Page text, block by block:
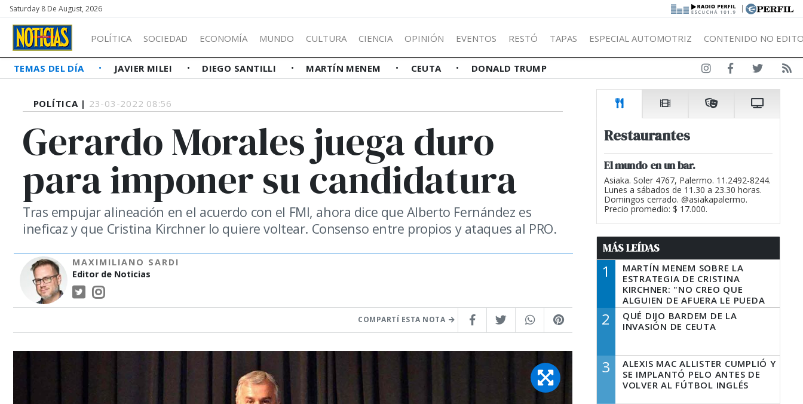
Saturday 8 De August, 2026 |
POLÍTICA SOCIEDAD ECONOMÍA MUNDO CULTURA CIENCIA OPINIÓN EVENTOS RESTÓ TAPAS ESPECIAL AUTOMOTRIZ CONTENIDO NO
TEMAS DEL DÍA JAVIER MILEI DIEGO SANTILLI MARTÍN MENEM CEUTA DONALD TRUMP
POLÍTICA | 23-03-2022 08:56
Gerardo Morales juega duro
para imponer su candidatura
Tras empujar alineación en el acuerdo con el FMI, ahora dice que Alberto Fernández es
ineficaz y que Cristina Kirchner lo quiere voltear. Consenso entre propios y ataques al PRO.
MAXIMILIANO SARDI
Editor de Noticias
COMPARTÍ ESTA NOTA
Restaurantes
El mundo en un bar.
Asiaka. Soler 4767, Palermo. 11.2492-8244.
Lunes a sábados de 11.30 a 23.30 horas.
Domingos cerrado. @asiakapalermo.
Precio promedio: $ 17.000.
MÁS LEÍDAS
1
MARTÍN MENEM SOBRE LA
ESTRATEGIA DE CRISTINA
KIRCHNER: "NO CREO QUE
ALGUIEN DE AFUERA LE PUEDA
DECIR A LA JUSTICIA LO QUE
TIENE QUE HACER"
2
QUÉ DIJO BARDEM DE LA
INVASIÓN DE CEUTA
3
ALEXIS MAC ALLISTER CUMPLIÓ Y
SE IMPLANTÓ PELO ANTES DE
VOLVER AL FÚTBOL INGLÉS